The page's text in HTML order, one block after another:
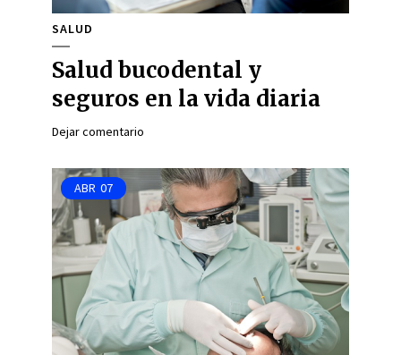
SALUD
Salud bucodental y
seguros en la vida diaria
Dejar comentario
ABR 07